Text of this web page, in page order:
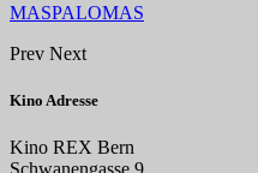
MASPALOMAS
Prev Next
Kino Adresse
Kino REX Bern
Schwanengasse 9